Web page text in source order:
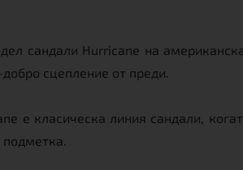
сандали Hurricane на
сцепление от преди.
е класическа линия сандали,